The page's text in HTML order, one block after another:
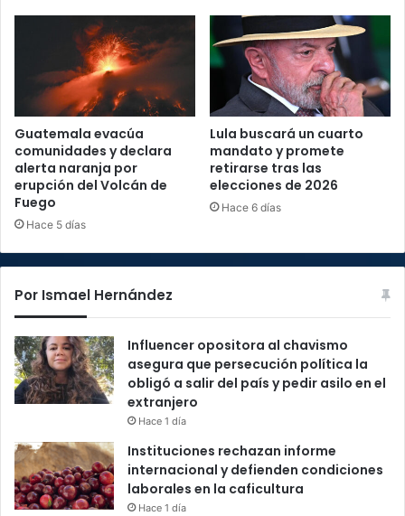
Guatemala evacúa
comunidades y declara
alerta naranja por
erupción del Volcán de
Fuego
Hace 5 días
Lula buscará un cuarto
mandato y promete
retirarse tras las
elecciones de 2026
Hace 6 días
Por Ismael Hernández
Influencer opositora al chavismo
asegura que persecución política la
obligó a salir del país y pedir asilo en el
extranjero
Hace 1 día
Instituciones rechazan informe
internacional y defienden condiciones
laborales en la caficultura
Hace 1 día